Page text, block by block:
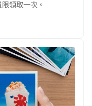
領取一次。